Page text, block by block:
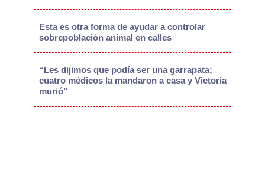
Esta es otra forma de ayudar a controlar
sobrepoblación animal en calles
“Les dijimos que podía ser una garrapata;
cuatro médicos la mandaron a casa y Victoria
murió”